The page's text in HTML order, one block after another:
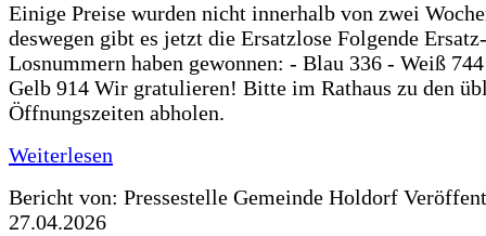
Einige Preise wurden nicht innerhalb von zwei
deswegen gibt es jetzt die Ersatzlose Folgende Ersatz-
Losnummern haben gewonnen: - Blau 336 - Weiß
Gelb 914 Wir gratulieren! Bitte im Rathaus zu den
Öffnungszeiten abholen.
Weiterlesen
Bericht von: Pressestelle Gemeinde Holdorf
27.04.2026